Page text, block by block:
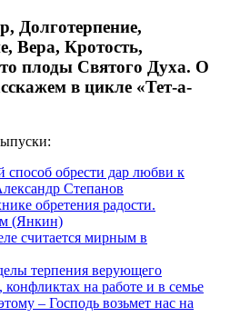
Долготерпение,
Вера, Кротость,
плоды Святого Духа. О
в цикле «Тет-а-
способ обрести дар любви к
Степанов
обретения радости.
(Янкин)
считается мирным в
терпения верующего
конфликтах на работе и в семье
– Господь возьмет нас на